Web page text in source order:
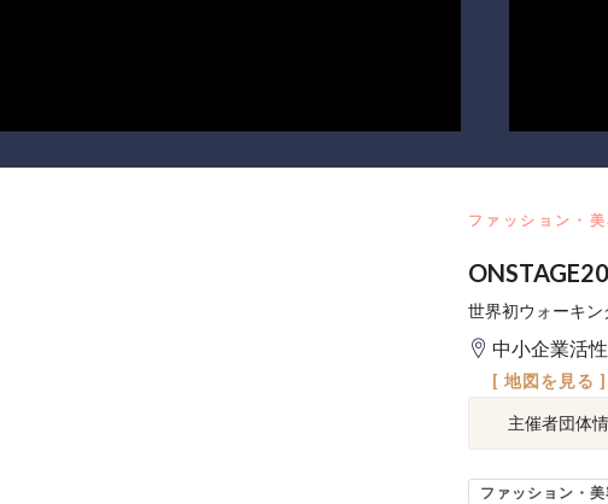
ファッション・美
世界初ウォーキン
中小企業活
[ 地図を見る ]
主催者団体
ファッション・美